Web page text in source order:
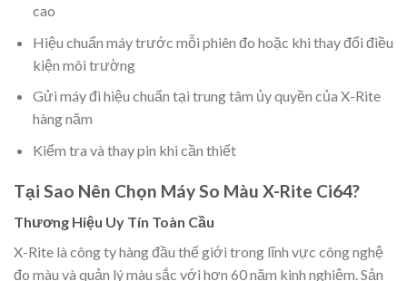
cao
Hiệu chuẩn máy trước mỗi phiên đo hoặc khi thay đổi điều
kiện môi trường
Gửi máy đi hiệu chuẩn tại trung tâm ủy quyền của X-Rite
hàng năm
Kiểm tra và thay pin khi cần thiết
Tại Sao Nên Chọn Máy So Màu X-Rite Ci64?
Thương Hiệu Uy Tín Toàn Cầu
X-Rite là công ty hàng đầu thế giới trong lĩnh vực công nghệ
đo màu và quản lý màu sắc với hơn 60 năm kinh nghiệm. Sản